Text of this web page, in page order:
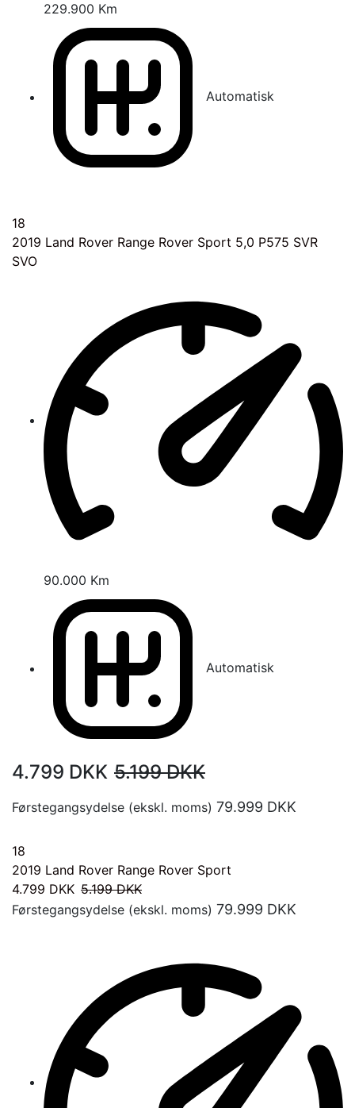
229.900 Km
Automatisk
18
2019 Land Rover Range Rover Sport 5,0 P575 SVR
SVO
90.000 Km
Automatisk
4.799 DKK 5.199DKK
Førstegangsydelse (ekskl. moms) 79.999 DKK
18
2019 Land Rover Range Rover Sport
4.799 DKK 5.199DKK
Førstegangsydelse (ekskl. moms) 79.999 DKK